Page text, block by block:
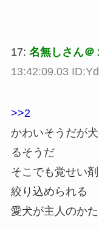
17: 名無しさん＠
13:42:09.03
>>2
かわいそうだが
るそうだ
そこでも覚せい
絞り込められる
愛犬が主人のか